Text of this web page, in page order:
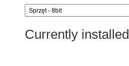
Currently installed